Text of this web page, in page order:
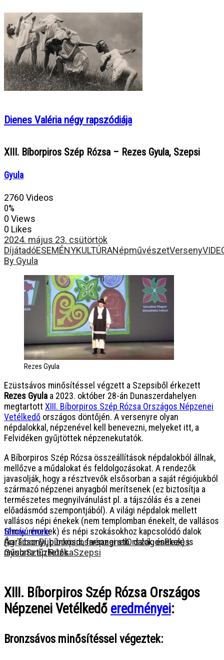
Dienes Valéria négy rapszódiája
XIII. Bíborpiros Szép Rózsa – Rezes Gyula, Szepsi
Gyula
2760 Videos
0%
0 Views
0 Likes
2024. május 23. csütörtök
DíjátadóESEMÉNYKULTÚRANépművészetVerseny
By Gyula
Rezes Gyula
Ezüstsávos minősítéssel végzett a Szepsiből érkezett
Rezes Gyula a 2023. október 28-án Dunaszerdahelyen
megtartott XIII. Bíborpiros Szép Rózsa Országos Népzenei
Vetélkedő országos döntőjén. A versenyre olyan
népdalokkal, népzenével kell benevezni, melyeket itt, a
Felvidéken gyűjtöttek népzenekutatók.
A Bíborpiros Szép Rózsa összeállítások népdalokból állnak,
mellőzve a műdalokat és feldolgozásokat. A rendezők
javasolják, hogy a résztvevők elsősorban a saját régiójukból
származó népzenei anyagból merítsenek (ez biztosítja a
természetes megnyilvánulást pl. a tájszólás és a zenei
előadásmód szempontjából). A világi népdalok mellett
vallásos népi énekek (nem templomban énekelt, de vallásos
témájú énekek) és népi szokásokhoz kapcsolódó dalok
(karácsonyi, pünkösdi, farsangi stb. dalok, énekek) is
műsorra tűzhetők.
XIII. Bíborpiros Szép Rózsa Országos
Népzenei Vetélkedő eredményei:
Bronzsávos minősítéssel végeztek:
Show more
Ág Tibor DíjbíborpirosnépzeneiOrszágosRezes
GyulaSzép RózsaSzepsi